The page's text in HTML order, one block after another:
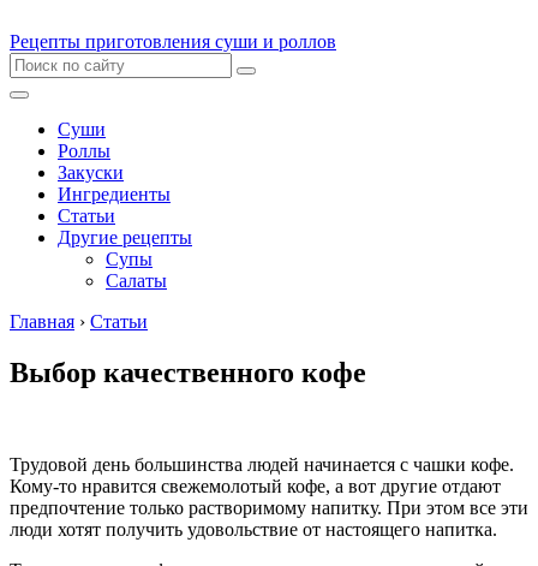
Рецепты приготовления суши и роллов
Суши
Роллы
Закуски
Ингредиенты
Статьи
Другие рецепты
Супы
Салаты
Главная › Статьи
Выбор качественного кофе
Трудовой день большинства людей начинается с чашки кофе.
Кому-то нравится свежемолотый кофе, а вот другие отдают
предпочтение только растворимому напитку. При этом все эти
люди хотят получить удовольствие от настоящего напитка.